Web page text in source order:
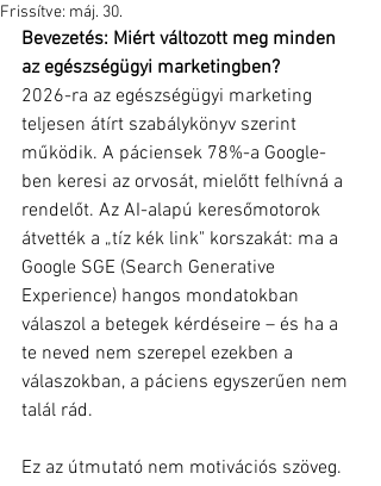
Frissítve: máj. 30.
Bevezetés: Miért változott meg minden
az egészségügyi marketingben?
2026-ra az egészségügyi marketing
teljesen átírt szabálykönyv szerint
működik. A páciensek 78%-a Google-
ben keresi az orvosát, mielőtt felhívná a
rendelőt. Az AI-alapú keresőmotorok
átvették a „tíz kék link" korszakát: ma a
Google SGE (Search Generative
Experience) hangos mondatokban
válaszol a betegek kérdéseire – és ha a
te neved nem szerepel ezekben a
válaszokban, a páciens egyszerűen nem
talál rád.
Ez az útmutató nem motivációs szöveg.